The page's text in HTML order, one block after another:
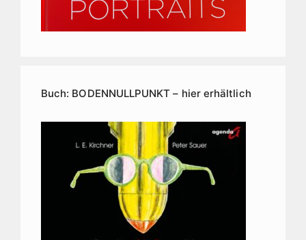
Buch: BODENNULLPUNKT – hier erhältlich